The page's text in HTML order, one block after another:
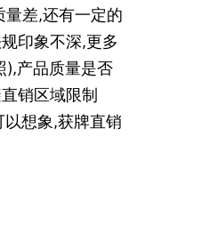
差,还有一定的
印象不深,更多
),产品质量是否
销区域限制
以想象,获牌直销